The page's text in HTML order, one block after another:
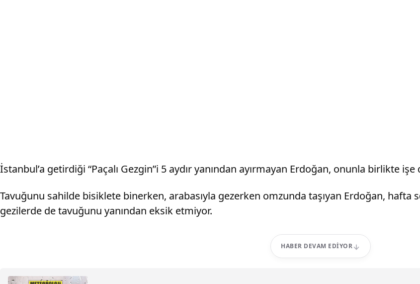
İstanbul’a getirdiği “Paçalı Gezgin”i 5 aydır yanından ayırmayan Erdoğan, onunla birlikte
Tavuğunu sahilde bisiklete binerken, arabasıyla gezerken omzunda taşıyan Erdoğan, hafta
gezilerde de tavuğunu yanından eksik etmiyor.
HABER DEVAM EDIYOR